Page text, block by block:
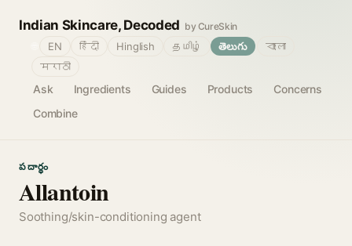
Indian Skincare, Decoded by CureSkin
Ask Ingredients Guides Products
Concerns
Combine
EN हिंदी Hinglish தமிழ் తెలుగు
বাংলা
मराठी
పదార్థం
Allantoin
Soothing/skin-conditioning agent